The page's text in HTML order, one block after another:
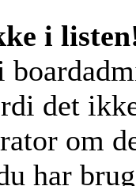
i
det
om
har